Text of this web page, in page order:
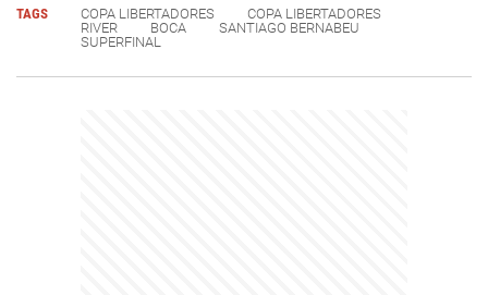
TAGS COPA LIBERTADORES
COPA LIBERTADORES
RIVER
BOCA
SANTIAGO BERNABEU
SUPERFINAL